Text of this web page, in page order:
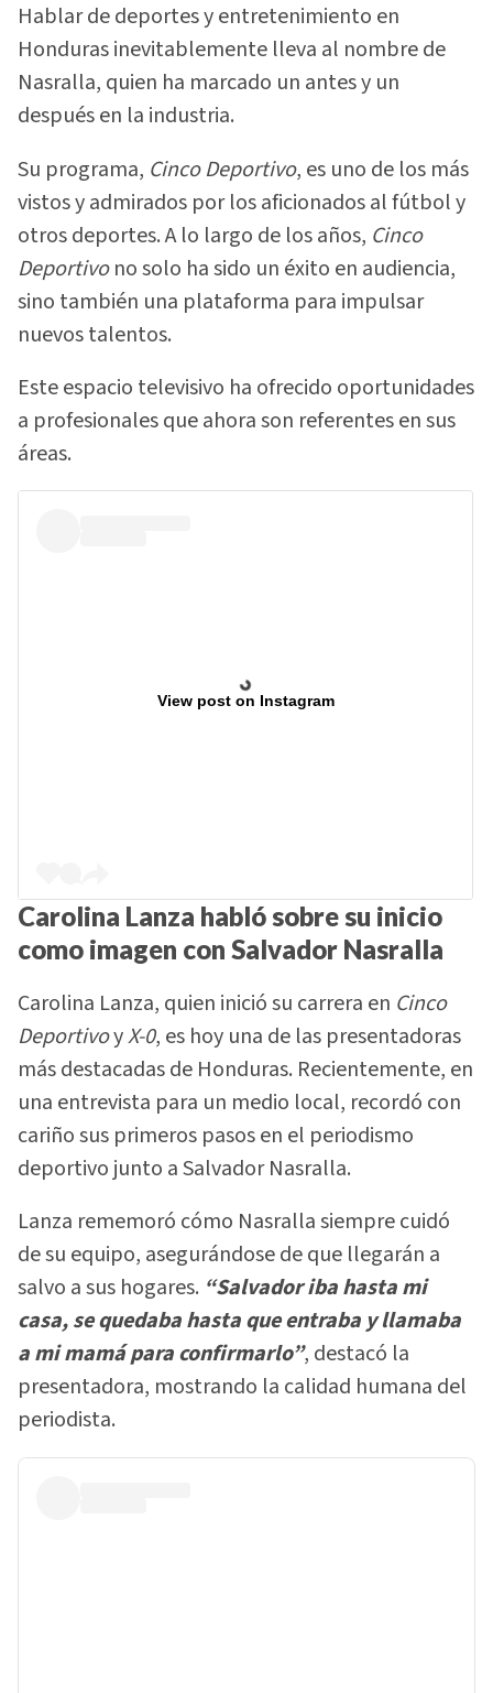
Hablar de deportes y entretenimiento en
Honduras inevitablemente lleva al nombre de
Nasralla, quien ha marcado un antes y un
después en la industria.
Su programa, Cinco Deportivo, es uno de los más
vistos y admirados por los aficionados al fútbol y
otros deportes. A lo largo de los años, Cinco
Deportivono solo ha sido un éxito en audiencia,
sino también una plataforma para impulsar
nuevos talentos.
Este espacio televisivo ha ofrecido oportunidades
a profesionales que ahora son referentes en sus
áreas.
View post on Instagram
Carolina Lanza habló sobre su inicio
como imagen con Salvador Nasralla
Carolina Lanza, quien inició su carrera en Cinco
DeportivoyX-0, es hoy una de las presentadoras
más destacadas de Honduras. Recientemente, en
una entrevista para un medio local, recordó con
cariño sus primeros pasos en el periodismo
deportivo junto a Salvador Nasralla.
Lanza rememoró cómo Nasralla siempre cuidó
de su equipo, asegurándose de que llegarán a
salvo a sus hogares. “Salvador iba hasta mi
casa, se quedaba hasta que entraba y llamaba
a mi mamá para confirmarlo”, destacó la
presentadora, mostrando la calidad humana del
periodista.